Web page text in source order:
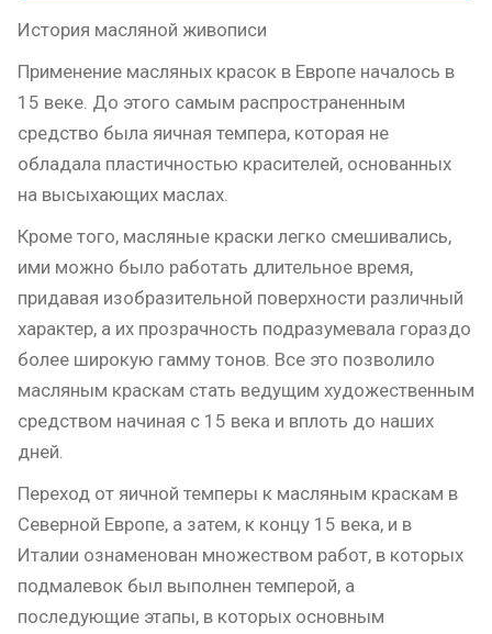
История масляной живописи
Применение масляных красок в Европе началось в
15 веке. До этого самым распространенным
средство была яичная темпера, которая не
обладала пластичностью красителей, основанных
на высыхающих маслах.
Кроме того, масляные краски легко смешивались,
ими можно было работать длительное время,
придавая изобразительной поверхности различный
характер, а их прозрачность подразумевала гораздо
более широкую гамму тонов. Все это позволило
масляным краскам стать ведущим художественным
средством начиная с 15 века и вплоть до наших
дней.
Переход от яичной темперы к масляным краскам в
Северной Европе, а затем, к концу 15 века, и в
Италии ознаменован множеством работ, в которых
подмалевок был выполнен темперой, а
последующие этапы, в которых основным